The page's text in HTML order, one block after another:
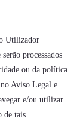
Utilizador
processados
ou da política
Aviso Legal e
e/ou utilizar
de tais